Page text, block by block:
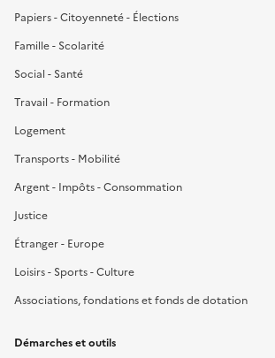
Papiers - Citoyenneté - Élections
Famille - Scolarité
Social - Santé
Travail - Formation
Logement
Transports - Mobilité
Argent - Impôts - Consommation
Justice
Étranger - Europe
Loisirs - Sports - Culture
Associations, fondations et fonds de dotation
Démarches et outils